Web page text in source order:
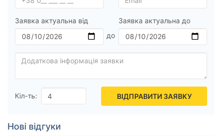
Заявка актуальна від Заявка актуальна до
Кіл-ть: ВІДПРАВИТИ ЗАЯВКУ
Нові відгуки
Усі бренди
Тип диска
Скинути Підібрати